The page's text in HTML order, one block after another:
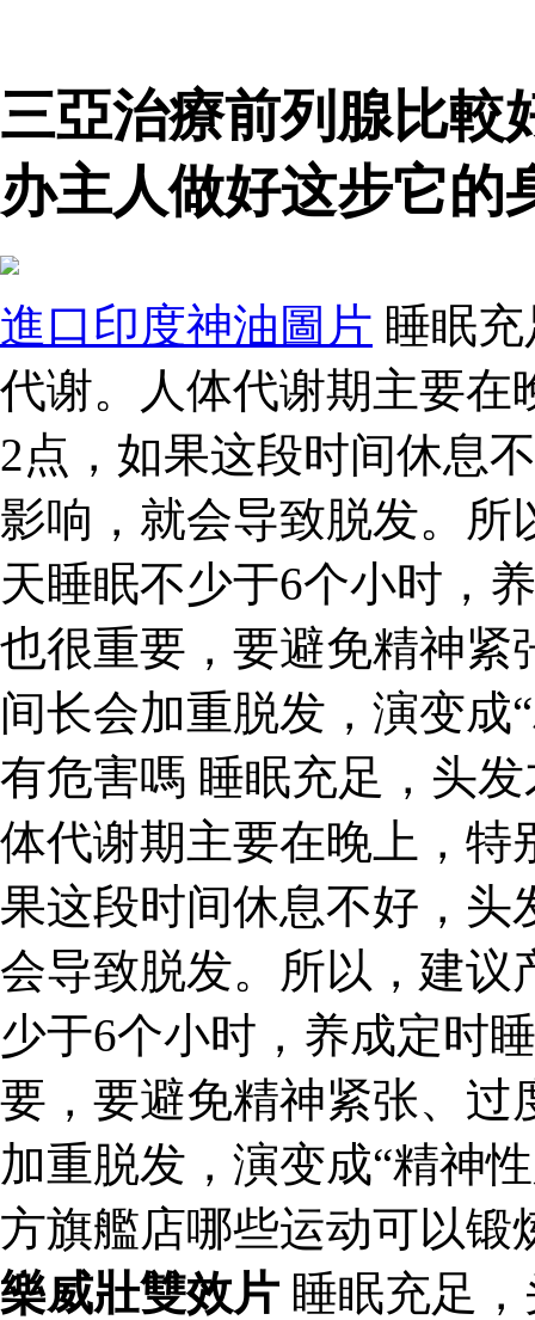
三亞治療前列腺比較
办主人做好这步它的
進口印度神油圖片 睡眠
代谢。人体代谢期主要在
2点，如果这段时间休息
影响，就会导致脱发。所
天睡眠不少于6个小时，
也很重要，要避免精神紧
间长会加重脱发，演变成
有危害嗎 睡眠充足，头
体代谢期主要在晚上，特
果这段时间休息不好，头
会导致脱发。所以，建议
少于6个小时，养成定时
要，要避免精神紧张、过
加重脱发，演变成“精神
方旗艦店哪些运动可以锻
樂威壯雙效片 睡眠充足